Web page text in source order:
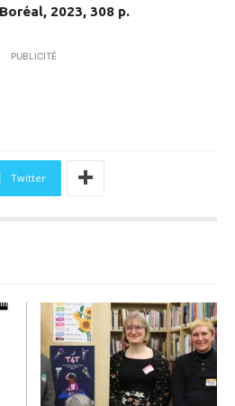
2023, 308 p.
PUBLICITÉ
Twitter